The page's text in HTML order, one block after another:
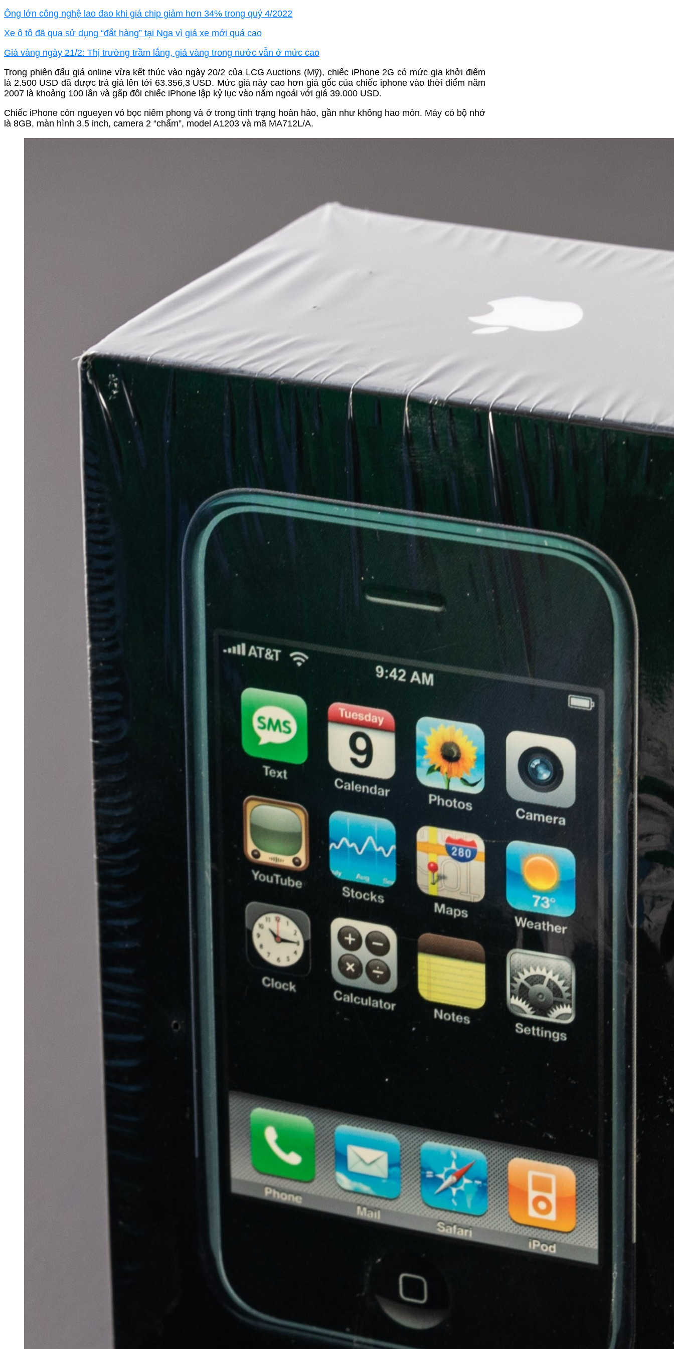
Ông lớn công nghệ lao đao khi giá chip giảm hơn 34% trong quý 4/2022
Xe ô tô đã qua sử dụng “đắt hàng” tại Nga vì giá xe mới quá cao
Giá vàng ngày 21/2: Thị trường trầm lắng, giá vàng trong nước vẫn ở mức cao
Trong phiên đấu giá online vừa kết thúc vào ngày 20/2 của LCG Auctions (Mỹ), chiếc iPhone 2G có mức gia khởi điểm
là 2.500 USD đã được trả giá lên tới 63.356,3 USD. Mức giá này cao hơn giá gốc của chiếc iphone vào thời điểm năm
2007 là khoảng 100 lần và gấp đôi chiếc iPhone lập kỷ lục vào năm ngoái với giá 39.000 USD.
Chiếc iPhone còn ngueyen vỏ bọc niêm phong và ở trong tình trạng hoàn hảo, gần như không hao mòn. Máy có bộ nhớ
là 8GB, màn hình 3,5 inch, camera 2 “chấm”, model A1203 và mã MA712L/A.